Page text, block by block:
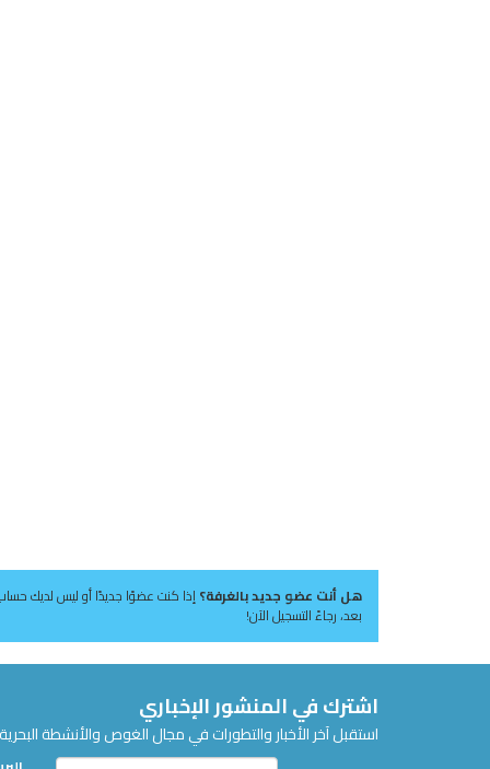
هل أنت عضو جديد بالغرفة؟إذا كنت عضوًا جديدًا أو ليس لديك
بعد، رجاءً التسجيل الآن!
اشترك في المنشور الإخباري
استقبل آخر الأخبار والتطورات في مجال الغوص والأنشطة